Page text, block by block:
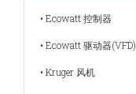
• Ecowatt 控制器
• Ecowatt 驱动器(VFD)
• Kruger 风机